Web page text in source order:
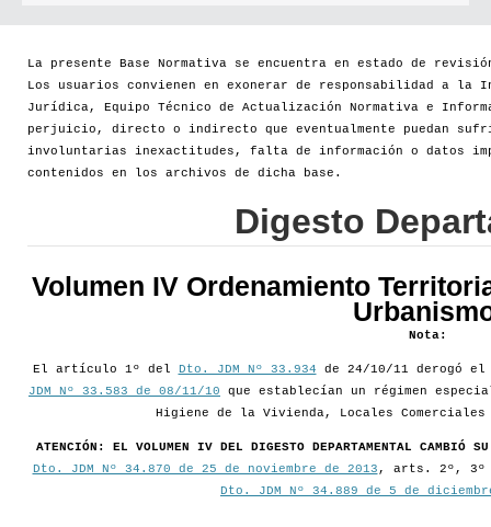
La presente Base Normativa se encuentra en estado de
Los usuarios convienen en exonerar de responsabilidad a la
Jurídica, Equipo Técnico de Actualización Normativa e
perjuicio, directo o indirecto que eventualmente puedan
involuntarias inexactitudes, falta de información o datos
contenidos en los archivos de dicha base.
Digesto
Volumen IV Ordenamiento
Nota:
El artículo 1º del Dto. JDM Nº 33.934 de 24/10/11 derogó
JDM Nº 33.583 de 08/11/10 que establecían un régimen
Higiene de la Vivienda, Locales
ATENCIÓN: EL VOLUMEN IV DEL DIGESTO DEPARTAMENTAL CAMBIÓ
Dto. JDM Nº 34.870 de 25 de noviembre de 2013 , arts. 2º, 3º
Dto. JDM Nº 34.889 de 5 de